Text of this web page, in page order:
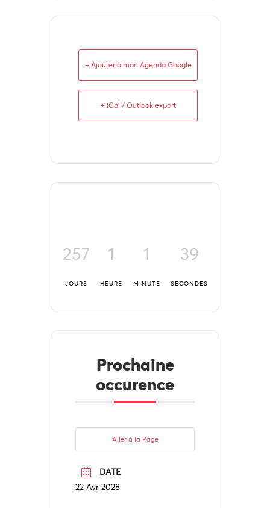
+ Ajouter à mon Agenda Google
+ iCal / Outlook export
257
JOURS
1
HEURE
1
MINUTE
39
SECONDES
Prochaine
occurence
Aller à la Page
DATE
22 Avr 2028